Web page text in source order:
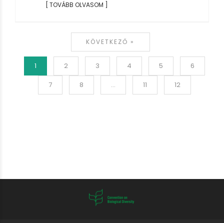
[ TOVÁBB OLVASOM ]
KÖVETKEZŐ »
1 2 3 4 5
6
7
8 ... 11 12